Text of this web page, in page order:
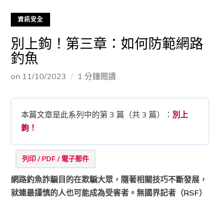
資訊安全
別上鉤！第三章：如何防範網路
釣魚
on 11/10/2023 1 分鐘閲讀
本篇文章是此系列中的第 3 篇（共 3 篇）： 別上
鉤！
列印 / PDF / 電子郵件
網路釣魚詐騙目的在欺騙大眾，隨著相關技巧不斷發展，
就連最謹慎的人也可能成為受害者。無國界記者（RSF）